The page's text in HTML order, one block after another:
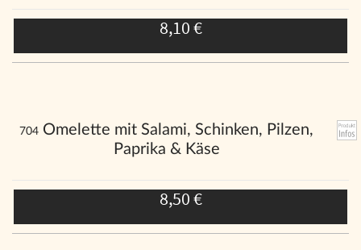
8,10 €
704 Omelette mit Salami, Schinken, Pilzen,
Paprika & Käse
8,50 €